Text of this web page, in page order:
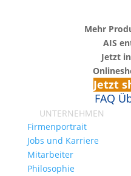
Mehr
AIS
Jetzt
Jetzt
FAQ
UNTERNEHMEN
Firmenportrait
Jobs und Karriere
Mitarbeiter
Philosophie